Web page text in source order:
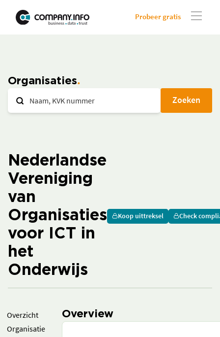
Probeer gratis
Organisaties
Zoeken
Nederlandse
Vereniging
van
Organisaties
voor ICT in
het
Onderwijs
Koop uittreksel Check
Overzicht
Organisatie
Overview